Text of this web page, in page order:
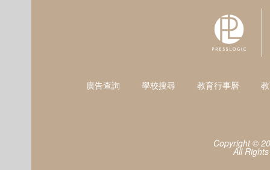
廣告查詢 學校搜尋 教育行事曆
Copyright ©
All